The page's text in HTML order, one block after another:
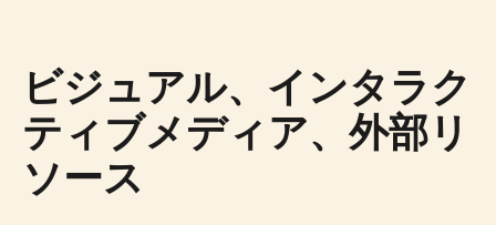
ビジュアル、インタラク
ティブメディア、外部リ
ソース